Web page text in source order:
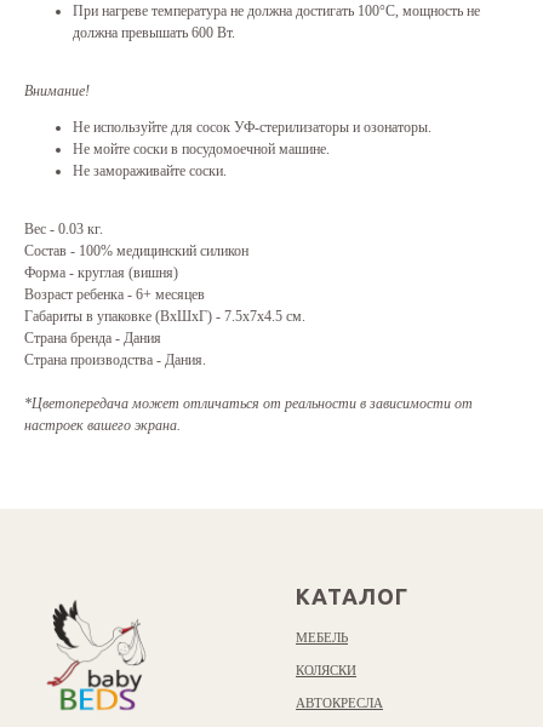
При нагреве температура не должна достигать 100°C, мощность не
должна превышать 600 Вт.
Внимание!
Не используйте для сосок УФ-стерилизаторы и озонаторы.
Не мойте соски в посудомоечной машине.
Не замораживайте соски.
Вес - 0.03 кг.
Состав - 100% медицинский силикон
Форма - круглая (вишня)
Возраст ребенка - 6+ месяцев
Габариты в упаковке (ВхШхГ) - 7.5x7x4.5 см.
Страна бренда - Дания
Страна производства - Дания.
*Цветопередача может отличаться от реальности в зависимости от
настроек вашего экрана.
КАТАЛОГ
МЕБЕЛЬ
КОЛЯСКИ
АВТОКРЕСЛА